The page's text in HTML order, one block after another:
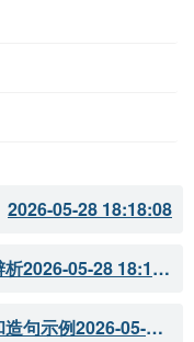
2026-05-28 18:18:08
析 2026-05-28 18:18:07
造句示例 2026-05-28 18:18:05